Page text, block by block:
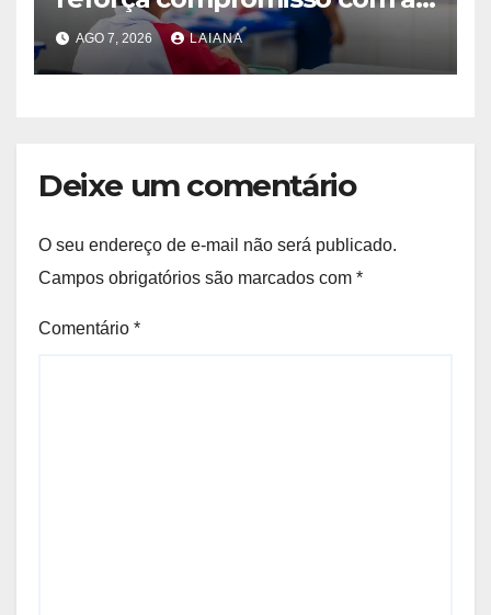
aprendizagem na rede
municipal de ensino
AGO 7, 2026 LAIANA
Deixe um comentário
O seu endereço de e-mail não será publicado.
Campos obrigatórios são marcados com *
Comentário *